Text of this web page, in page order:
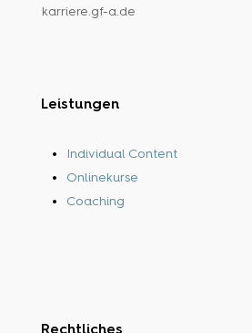
karriere.gf-a.de
Leistungen
Individual Content
Onlinekurse
Coaching
Rechtliches